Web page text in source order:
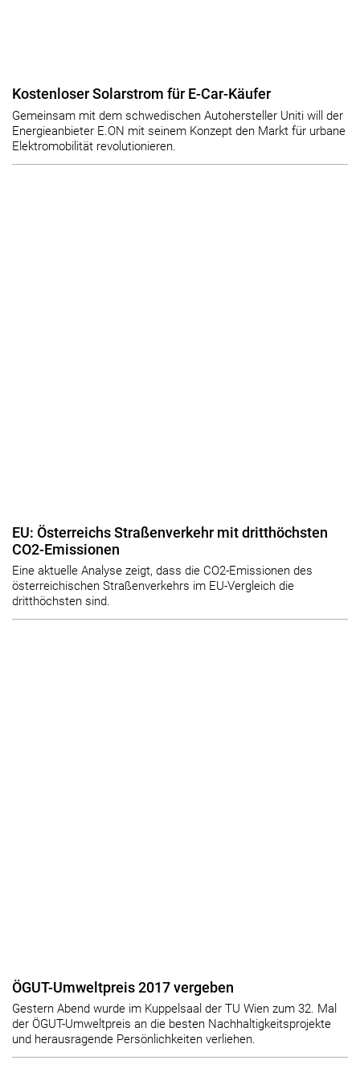
Kostenloser Solarstrom für E-Car-Käufer
Gemeinsam mit dem schwedischen Autohersteller Uniti will der
Energieanbieter E.ON mit seinem Konzept den Markt für urbane
Elektromobilität revolutionieren.
EU: Österreichs Straßenverkehr mit dritthöchsten
CO2-Emissionen
Eine aktuelle Analyse zeigt, dass die CO2-Emissionen des
österreichischen Straßenverkehrs im EU-Vergleich die
dritthöchsten sind.
ÖGUT-Umweltpreis 2017 vergeben
Gestern Abend wurde im Kuppelsaal der TU Wien zum 32. Mal
der ÖGUT-Umweltpreis an die besten Nachhaltigkeitsprojekte
und herausragende Persönlichkeiten verliehen.